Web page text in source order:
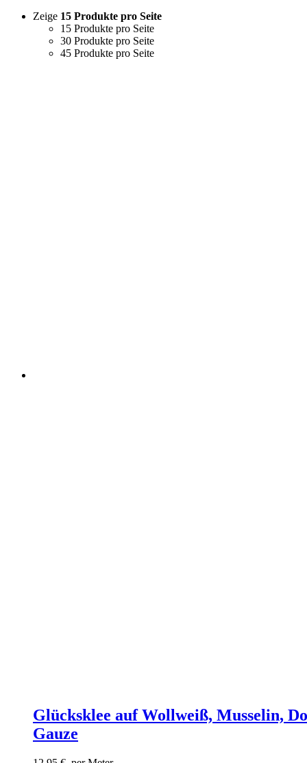
Zeige 15 Produkte pro Seite
15 Produkte pro Seite
30 Produkte pro Seite
45 Produkte pro Seite
Glücksklee auf Wollweiß, Musselin,
Gauze